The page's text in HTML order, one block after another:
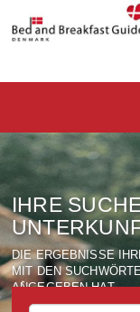
IHRE
DIE ERGEBNISSE
MIT DEN
ANGEGEBEN HAT.